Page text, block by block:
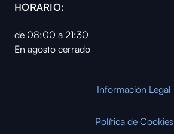
HORARIO:
de 08:00 a 21:30
En agosto cerrado
Información Legal
Política de Cookies